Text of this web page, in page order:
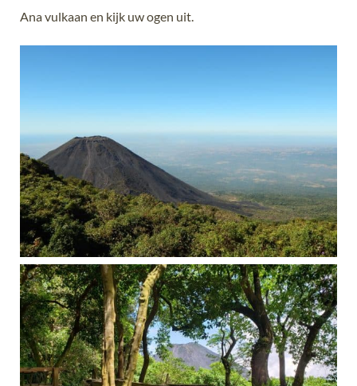
Ana vulkaan en kijk uw ogen uit.